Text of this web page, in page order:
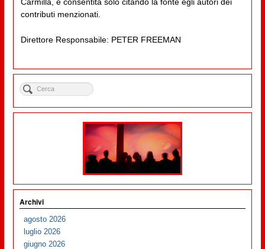
contributi menzionati.
Direttore Responsabile: PETER FREEMAN
Archivi
agosto 2026
luglio 2026
giugno 2026